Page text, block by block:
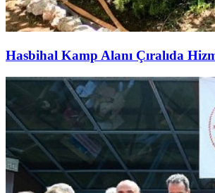
Hasbihal Kamp Alanı Çıralıda